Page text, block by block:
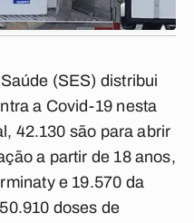
(SES) distribui
a Covid-19 nesta
42.130 são para abrir
a partir de 18 anos,
e 19.570 da
doses de